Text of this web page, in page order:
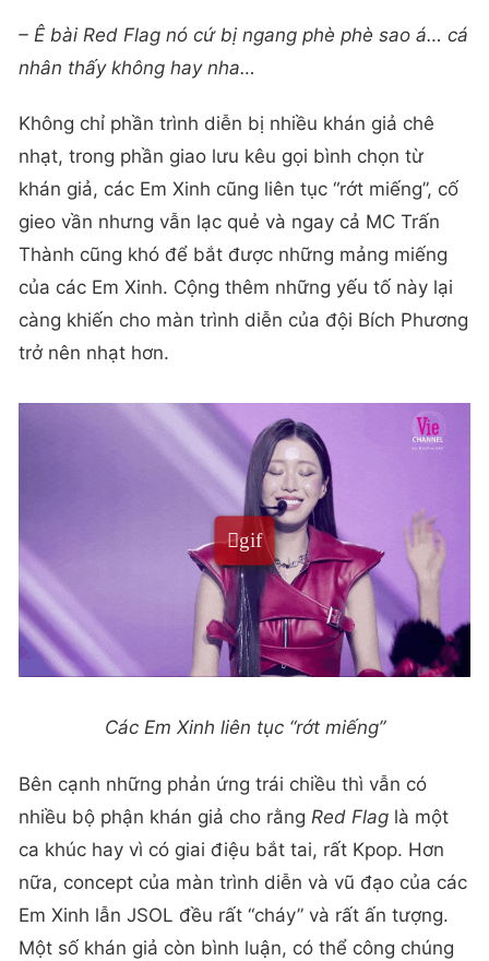
– Ê bài Red Flag nó cứ bị ngang phè phè sao á… cá
nhân thấy không hay nha…
Không chỉ phần trình diễn bị nhiều khán giả chê
nhạt, trong phần giao lưu kêu gọi bình chọn từ
khán giả, các Em Xinh cũng liên tục “rớt miếng”, cố
gieo vần nhưng vẫn lạc quẻ và ngay cả MC Trấn
Thành cũng khó để bắt được những mảng miếng
của các Em Xinh. Cộng thêm những yếu tố này lại
càng khiến cho màn trình diễn của đội Bích Phương
trở nên nhạt hơn.
Các Em Xinh liên tục “rớt miếng”
Bên cạnh những phản ứng trái chiều thì vẫn có
nhiều bộ phận khán giả cho rằng Red Flag là một
ca khúc hay vì có giai điệu bắt tai, rất Kpop. Hơn
nữa, concept của màn trình diễn và vũ đạo của các
Em Xinh lẫn JSOL đều rất “cháy” và rất ấn tượng.
Một số khán giả còn bình luận, có thể công chúng